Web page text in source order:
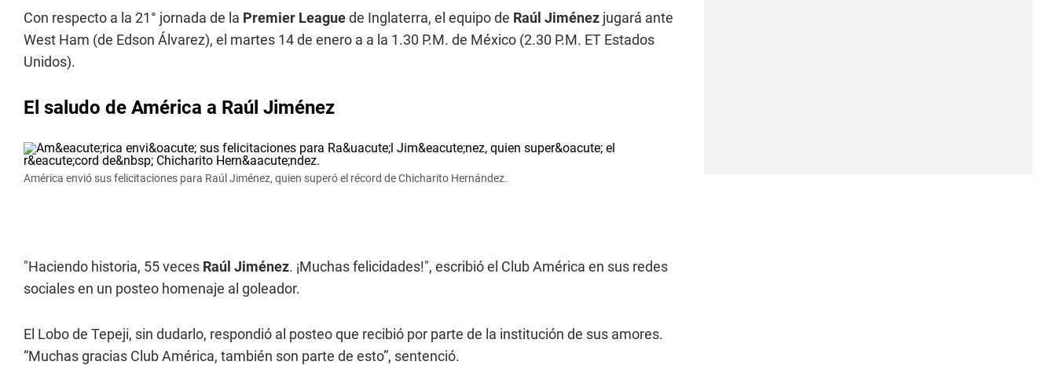
Con respecto a la 21° jornada de la Premier Leaguede Inglaterra, el equipo de Raúl Jiménez jugará ante
West Ham (de Edson Álvarez), el martes 14 de enero a a la 1.30 P.M. de México (2.30 P.M. ET Estados
Unidos).
El saludo de América a Raúl Jiménez
América envió sus felicitaciones para Raúl Jiménez, quien superó el récord de Chicharito Hernández.
"Haciendo historia, 55 veces Raúl Jiménez. ¡Muchas felicidades!", escribió el Club América en sus redes
sociales en un posteo homenaje al goleador.
El Lobo de Tepeji, sin dudarlo, respondió al posteo que recibió por parte de la institución de sus amores.
“Muchas gracias Club América, también son parte de esto”, sentenció.